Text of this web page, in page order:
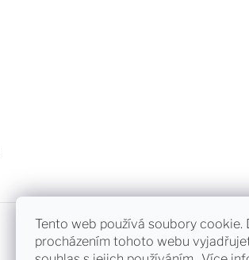
Tento web používá soubory cookie.
procházením tohoto webu
Sledování